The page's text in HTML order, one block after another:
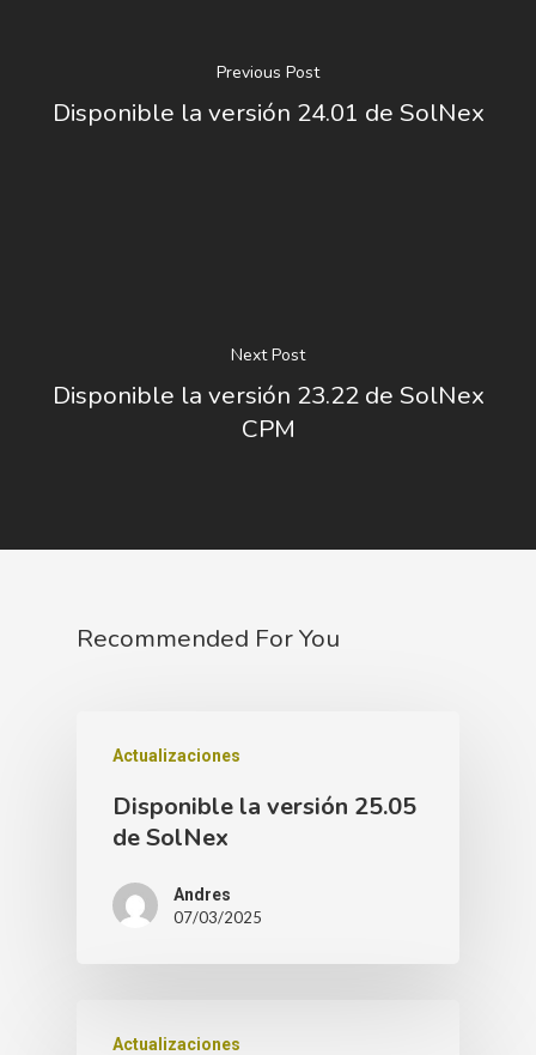
Previous Post
Disponible la versión 24.01 de SolNex
Next Post
Disponible la versión 23.22 de SolNex
CPM
Recommended For You
Actualizaciones
Disponible la versión 25.05
de SolNex
Andres
07/03/2025
Actualizaciones